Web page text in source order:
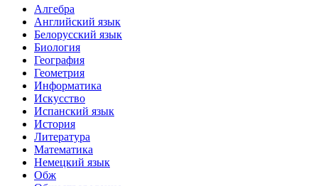
Алгебра
Английский язык
Белорусский язык
Биология
География
Геометрия
Информатика
Искусство
Испанский язык
История
Литература
Математика
Немецкий язык
Обж